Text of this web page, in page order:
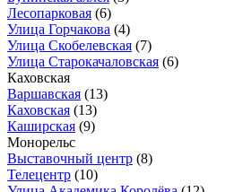
Лесопарковая (6)
Улица Горчакова (4)
Улица Скобелевская (7)
Улица Старокачаловская (6)
Каховская
Варшавская (13)
Каховская (13)
Каширская (9)
Монорельс
Выставочный центр (8)
Телецентр (10)